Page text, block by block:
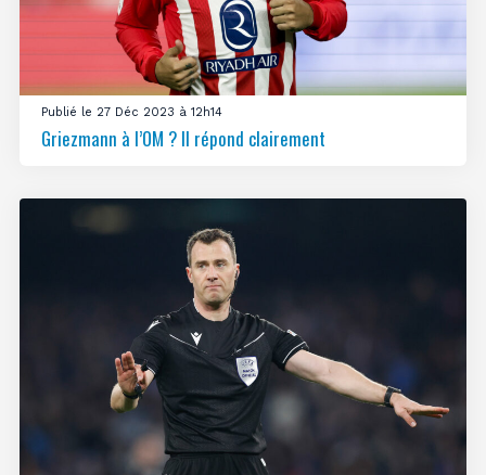
Publié le 27 Déc 2023 à 12h14
Griezmann à l’OM ? Il répond clairement